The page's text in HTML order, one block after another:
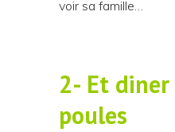
voir sa famille…
2- Et diner
poules